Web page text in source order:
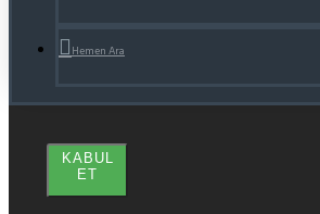
Hemen Ara
KABUL
ET